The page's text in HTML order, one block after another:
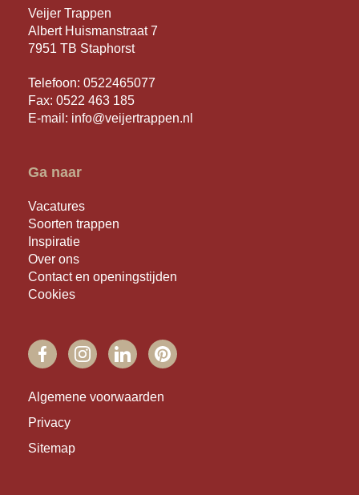
Veijer Trappen
Albert Huismanstraat 7
7951 TB Staphorst
Telefoon: 0522465077
Fax: 0522 463 185
E-mail: info@veijertrappen.nl
Ga naar
Vacatures
Soorten trappen
Inspiratie
Over ons
Contact en openingstijden
Cookies
FACEBOOKINSTAGRAM
LINKEDIN
Algemene voorwaarden
Privacy
Sitemap